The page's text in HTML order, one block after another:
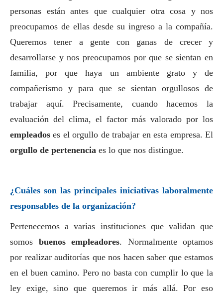
personas están antes que cualquier otra cosa y nos
preocupamos de ellas desde su ingreso a la compañía.
Queremos tener a gente con ganas de crecer y
desarrollarse y nos preocupamos por que se sientan en
familia, por que haya un ambiente grato y de
compañerismo y para que se sientan orgullosos de
trabajar aquí. Precisamente, cuando hacemos la
evaluación del clima, el factor más valorado por los
empleados es el orgullo de trabajar en esta empresa. El
orgullo de pertenencia es lo que nos distingue.
¿Cuáles son las principales iniciativas laboralmente
responsables de la organización?
Pertenecemos a varias instituciones que validan que
somos buenos empleadores. Normalmente optamos
por realizar auditorías que nos hacen saber que estamos
en el buen camino. Pero no basta con cumplir lo que la
ley exige, sino que queremos ir más allá. Por eso